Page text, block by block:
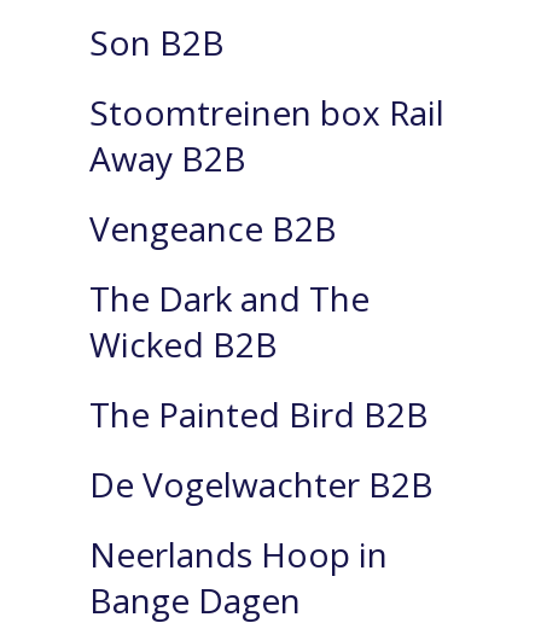
Son B2B
Stoomtreinen box Rail
Away B2B
Vengeance B2B
The Dark and The
Wicked B2B
The Painted Bird B2B
De Vogelwachter B2B
Neerlands Hoop in
Bange Dagen